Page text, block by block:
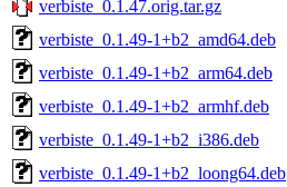
verbiste_0.1.47.orig.tar.gz
verbiste_0.1.49-1+b2_amd64.deb
verbiste_0.1.49-1+b2_arm64.deb
verbiste_0.1.49-1+b2_armhf.deb
verbiste_0.1.49-1+b2_i386.deb
verbiste_0.1.49-1+b2_loong64.deb